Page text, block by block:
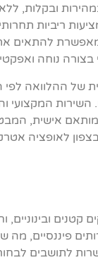
ובקלות,
ריביות
להתאים
נוחה
של ההלוואה לפי
המקצועי
מותאם אישית,
לאופציה
קטנים
פיננסיים, מה
לתושבים